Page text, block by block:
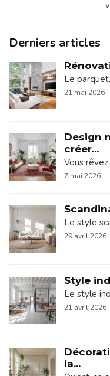
Derniers articles
Le
21 mai 2026
Design
créer...
Vous
7 mai 2026
Le style
29 avril 2026
Style
Le style
21 avril 2026
la...